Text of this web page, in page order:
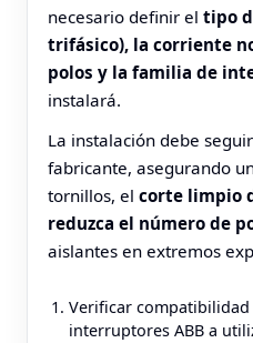
necesario definir el tipo
trifásico), la corriente
polos y la familia de
instalará.
La instalación debe
fabricante, asegurando
tornillos, el corte limpio
reduzca el número de
aislantes en extremos
Verificar
interruptores ABB a